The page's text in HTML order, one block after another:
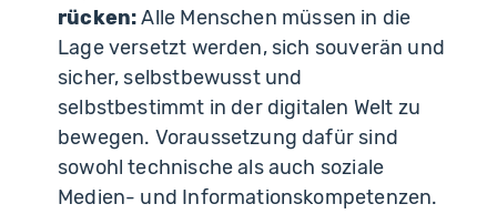
rücken:Alle Menschen müssen in die
Lage versetzt werden, sich souverän und
sicher, selbstbewusst und
selbstbestimmt in der digitalen Welt zu
bewegen. Voraussetzung dafür sind
sowohl technische als auch soziale
Medien- und Informationskompetenzen.